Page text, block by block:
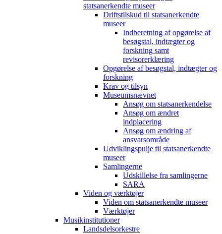
statsanerkendte museer
Driftstilskud til statsanerkendte
museer
Indberetning af opgørelse af
besøgstal, indtægter og
forskning samt
revisorerklæring
Opgørelse af besøgstal, indtægter og
forskning
Krav og tilsyn
Museumsnævnet
Ansøg om statsanerkendelse
Ansøg om ændret
indplacering
Ansøg om ændring af
ansvarsområde
Udviklingspulje til statsanerkendte
museer
Samlingerne
Udskillelse fra samlingerne
SARA
Viden og værktøjer
Viden om statsanerkendte museer
Værktøjer
Musikinstitutioner
Landsdelsorkestre